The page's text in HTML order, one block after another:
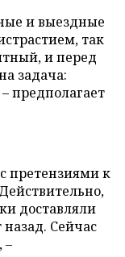
и выездные
так
и перед
задача:
предполагает
претензиями к
доставляли
назад. Сейчас
–